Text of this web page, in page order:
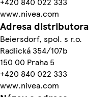
www.nivea.com
Adresa distributora
Beiersdorf, spol. s r.o.
Radlická 354/107b
150 00 Praha 5
+420 840 022 333
www.nivea.com